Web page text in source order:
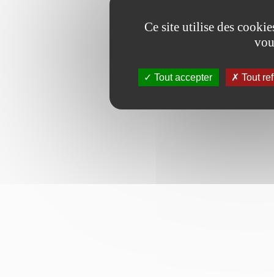
Ce site utilise des
Tout accepter Tout